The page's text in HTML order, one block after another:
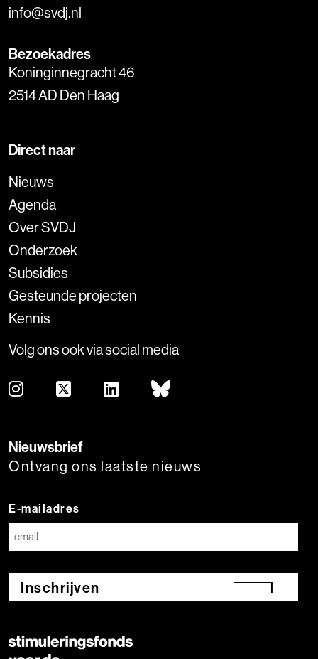
info@svdj.nl
Bezoekadres
Koninginnegracht 46
2514 AD Den Haag
Direct naar
Nieuws
Agenda
Over SVDJ
Onderzoek
Subsidies
Gesteunde projecten
Kennis
Volg ons ook via social media
Nieuwsbrief
Ontvang ons laatste nieuws
E-mailadres
Inschrijven